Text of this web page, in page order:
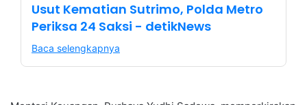
Usut Kematian Sutrimo, Polda Metro
Periksa 24 Saksi - detikNews
Baca selengkapnya